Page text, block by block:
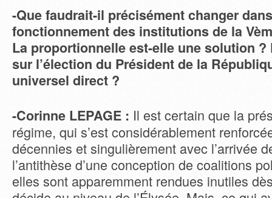
-Que faudrait-il précisément changer
fonctionnement des institutions de la
La proportionnelle est-elle une solution
sur l’élection du Président de la
universel direct ?
-Corinne LEPAGE : Il est certain que la
régime, qui s’est considérablement
décennies et singulièrement avec l’arrivée
l’antithèse d’une conception de coalitions
elles sont apparemment rendues inutiles